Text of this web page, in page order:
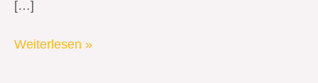
[…]
Weiterlesen »